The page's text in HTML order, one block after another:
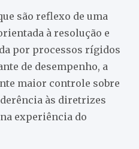
são reflexo de uma
à resolução e
por processos rígidos
de desempenho, a
maior controle sobre
às diretrizes
experiência do